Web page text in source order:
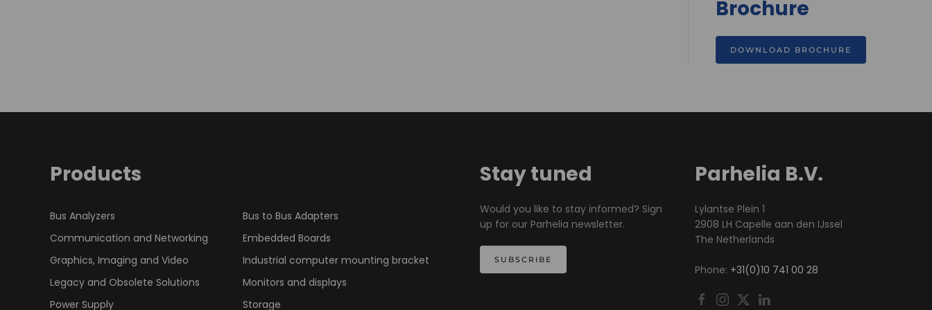
Brochure
DOWNLOAD BROCHURE
Products
Bus Analyzers
Bus to Bus Adapters
Communication and Networking
Embedded Boards
Graphics, Imaging and Video
Industrial computer mounting bracket
Legacy and Obsolete Solutions
Monitors and displays
Power Supply
Storage
Stay tuned
Would you like to stay informed? Sign
up for our Parhelia newsletter.
SUBSCRIBE
Parhelia B.V.
Lylantse Plein 1
2908 LH Capelle aan den IJssel
The Netherlands
Phone: +31(0)10 741 00 28